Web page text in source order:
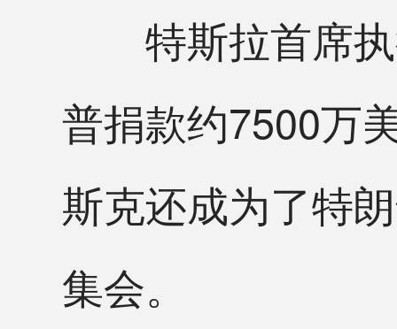
特斯拉首席执
普捐款约7500万
斯克还成为了特
集会。